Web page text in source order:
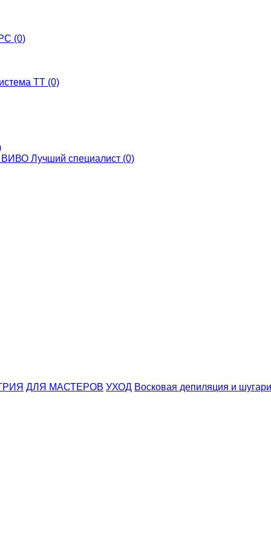
(0)
ТТ (0)
Лучший специалист (0)
ДЛЯ МАСТЕРОВ УХОД Восковая депиляция и